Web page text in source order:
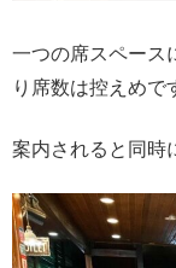
一つの席スペース
り席数は控えめで
案内されると同時